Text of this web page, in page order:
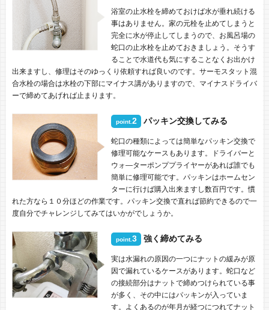
浴室の止水栓を締めておけば水が垂れ続ける
事はありません。家の元栓を止めてしまうと
完全に水が停止してしまうので、お風呂場の
蛇口の止水栓を止めておきましょう。そうす
ることで水道代も気にすることなくお出かけ
出来ますし、修理はそのゆっくり依頼すれば良いのです。サーモスタット混
合水栓の場合は水栓の下部にマイナス講がありますので、マイナスドライバ
ーで締めてあげれば止まります。
point.2 パッキン交換してみる
蛇口の種類によっては簡単なパッキン交換で
修理可能なケースもあります。ドライバーと
ウォ―ターポンププライヤーがあれば誰でも
簡単に修理可能です。パッキンはホームセン
ターに行けば購入出来ますし数百円です。慣
れた方なら１０分ほどの作業です。パッキン交換で直れば節約できるので一
度自分でチャレンジしてみてはいかがでしょうか。
point.3 強く締めてみる
実は水漏れの原因の一つにナットの緩みが原
因で漏れているケースがあります。蛇口など
の接続部分はナットで締めつけられている事
が多く、その中にはパッキンが入っていま
す。よくあるのが年月が経つにつれてナット